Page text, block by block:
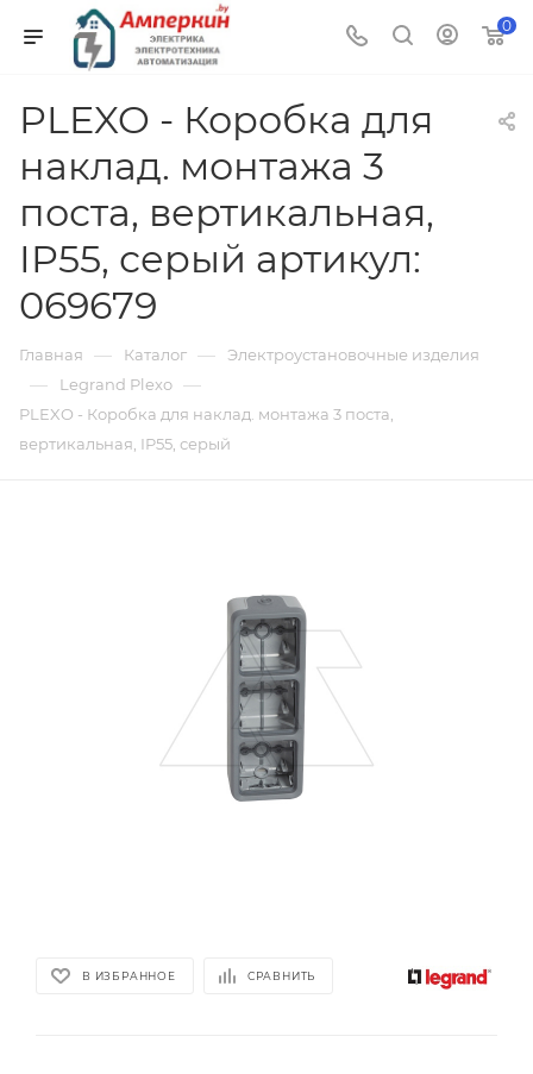
0
PLEXO - Коробка для
наклад. монтажа 3
поста, вертикальная,
IP55, серый артикул:
069679
Главная — Каталог — Электроустановочные изделия
— Legrand Plexo —
PLEXO - Коробка для наклад. монтажа 3 поста,
вертикальная, IP55, серый
В ИЗБРАННОЕ СРАВНИТЬ